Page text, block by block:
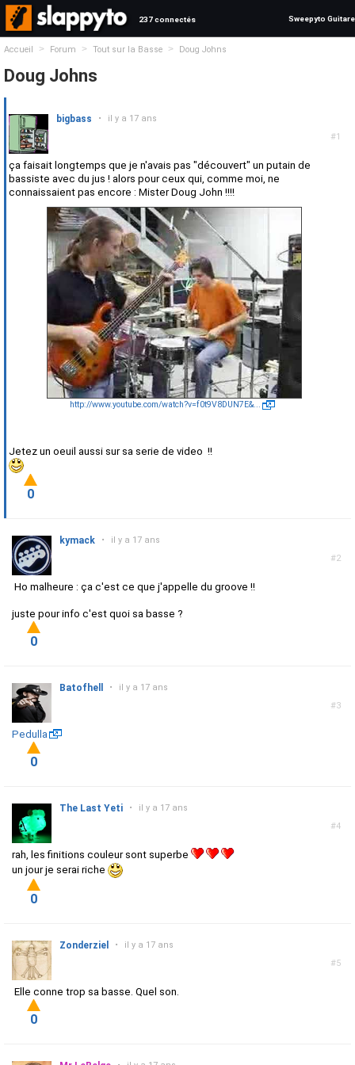
237 connectés Sweepyto Guitare
Accueil > Forum > Tout sur la Basse > Doug Johns
Doug Johns
#1
bigbass • il y a 17 ans
ça faisait longtemps que je n'avais pas "découvert" un putain de
bassiste avec du jus ! alors pour ceux qui, comme moi, ne
connaissaient pas encore : Mister Doug John !!!!
http://www.youtube.com/watch?v=f0t9V8DUN7E&...
Jetez un oeuil aussi sur sa serie de video !!
0
#2
kymack • il y a 17 ans
Ho malheure : ça c'est ce que j'appelle du groove !!
juste pour info c'est quoi sa basse ?
0
#3
Batofhell • il y a 17 ans
Pedulla
0
#4
The Last Yeti • il y a 17 ans
rah, les finitions couleur sont superbe
un jour je serai riche
0
#5
Zonderziel • il y a 17 ans
Elle conne trop sa basse. Quel son.
0